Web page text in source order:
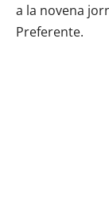
a la novena
Preferente.